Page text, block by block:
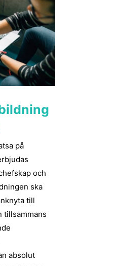
på
och
ska
till
tillsammans
absolut